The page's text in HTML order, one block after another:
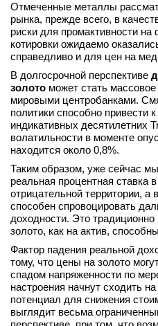
Отмеченные металлы
рынка, прежде всего, в
риски для промактивности на
котировки ожидаемо
справедливо и для цен на
В долгосрочной перспективе
золото может стать
мировыми центробанками.
политики способно привести
индикативных десятилетних
волатильности в моменте
находится около 0,8%.
Таким образом, уже сейчас
реальная процентная ставка
отрицательной территории, а
способен спровоцировать
доходности. Это традиционно
золото, как на актив,
Фактор падения реальной
тому, что цены на золото
спадом напряженности по
настроения начнут сходить
потенциал для снижения
выглядит весьма